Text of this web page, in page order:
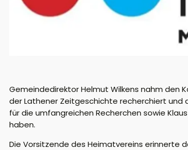
Gemeindedirektor Helmut Wilkens nahm
der Lathener Zeitgeschichte recherchiert und
für die umfangreichen Recherchen sowie
haben.
Die Vorsitzende des Heimatvereins erinnerte